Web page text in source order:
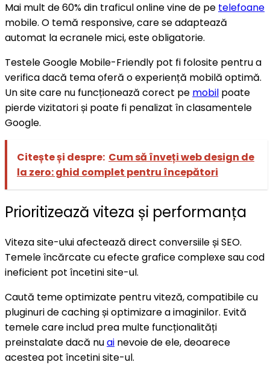
Mai mult de 60% din traficul online vine de pe telefoane
mobile. O temă responsive, care se adaptează
automat la ecranele mici, este obligatorie.
Testele Google Mobile-Friendly pot fi folosite pentru a
verifica dacă tema oferă o experiență mobilă optimă.
Un site care nu funcționează corect pe mobil poate
pierde vizitatori și poate fi penalizat în clasamentele
Google.
Citește și despre: Cum să înveți web design de
la zero: ghid complet pentru începători
Prioritizează viteza și performanța
Viteza site-ului afectează direct conversiile și SEO.
Temele încărcate cu efecte grafice complexe sau cod
ineficient pot încetini site-ul.
Caută teme optimizate pentru viteză, compatibile cu
pluginuri de caching și optimizare a imaginilor. Evită
temele care includ prea multe funcționalități
preinstalate dacă nuai nevoie de ele, deoarece
acestea pot încetini site-ul.